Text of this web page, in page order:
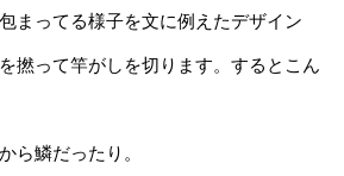
まってる様子を文に例えたデザイン
撚って竿がしを切ります。するとこん
ら鱗だったり。